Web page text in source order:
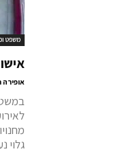
משפט
אופירה
גלוי